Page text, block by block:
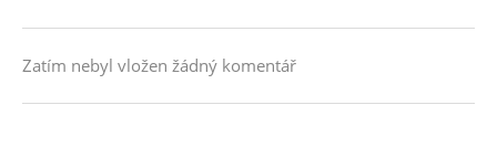
Zatím nebyl vložen žádný komentář